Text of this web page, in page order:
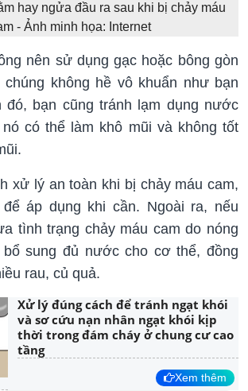
hay ngửa đầu ra sau khi bị chảy máu
- Ảnh minh họa: Internet
nên sử dụng gạc hoặc bông gòn
không hề vô khuẩn như bạn
đó, bạn cũng tránh lạm dụng nước
có thể làm khô mũi và không tốt
xử lý an toàn khi bị chảy máu cam,
áp dụng khi cần. Ngoài ra, nếu
tình trạng chảy máu cam do nóng
bổ sung đủ nước cho cơ thể, đồng
rau, củ quả.
Xử lý đúng cách để tránh ngạt khói
và sơ cứu nạn nhân ngạt khói kịp
thời trong đám cháy ở chung cư cao
tầng
Xem thêm